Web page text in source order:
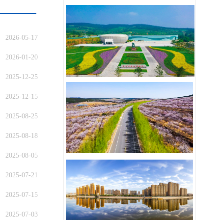
2026-05-17
2026-01-20
2025-12-25
2025-12-15
2025-08-25
2025-08-18
2025-08-05
2025-07-21
2025-07-15
2025-07-03